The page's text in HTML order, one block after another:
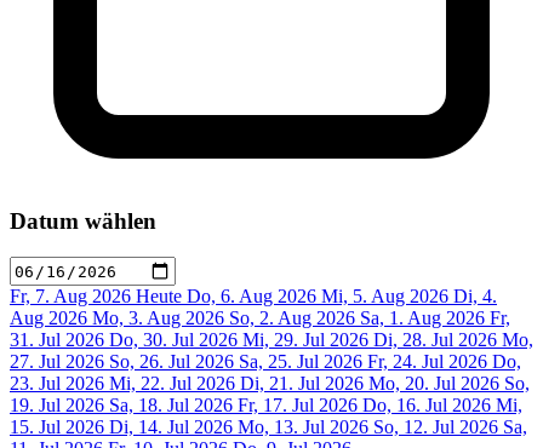
Datum wählen
Fr, 7. Aug 2026 Heute Do, 6. Aug 2026 Mi, 5. Aug 2026 Di, 4.
Aug 2026 Mo, 3. Aug 2026 So, 2. Aug 2026 Sa, 1. Aug 2026 Fr,
31. Jul 2026 Do, 30. Jul 2026 Mi, 29. Jul 2026 Di, 28. Jul 2026 Mo,
27. Jul 2026 So, 26. Jul 2026 Sa, 25. Jul 2026 Fr, 24. Jul 2026 Do,
23. Jul 2026 Mi, 22. Jul 2026 Di, 21. Jul 2026 Mo, 20. Jul 2026 So,
19. Jul 2026 Sa, 18. Jul 2026 Fr, 17. Jul 2026 Do, 16. Jul 2026 Mi,
15. Jul 2026 Di, 14. Jul 2026 Mo, 13. Jul 2026 So, 12. Jul 2026 Sa,